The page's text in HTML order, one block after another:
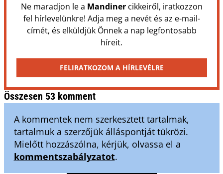
Ne maradjon le a Mandinercikkeiről, iratkozzon
fel hírlevelünkre! Adja meg a nevét és az e-mail-
címét, és elküldjük Önnek a nap legfontosabb
híreit.
FELIRATKOZOM A HÍRLEVÉLRE
Összesen 53 komment
A kommentek nem szerkesztett tartalmak,
tartalmuk a szerzőjük álláspontját tükrözi.
Mielőtt hozzászólna, kérjük, olvassa el a
kommentszabályzatot.